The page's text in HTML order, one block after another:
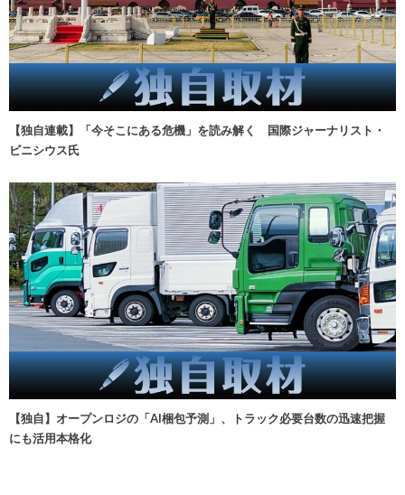
【独自連載】「今そこにある危機」を読み解く 国際ジャーナリスト・
ビニシウス氏
【独自】オープンロジの「AI梱包予測」、トラック必要台数の迅速把握
にも活用本格化